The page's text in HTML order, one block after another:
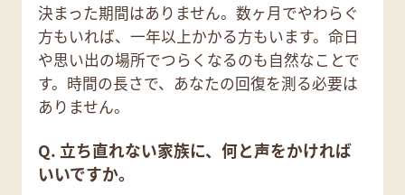
決まった期間はありません。数ヶ月でやわらぐ
方もいれば、一年以上かかる方もいます。命日
や思い出の場所でつらくなるのも自然なことで
す。時間の長さで、あなたの回復を測る必要は
ありません。
Q. 立ち直れない家族に、何と声をかければ
いいですか。